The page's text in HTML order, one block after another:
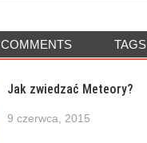
COMMENTS TAGS
Jak zwiedzać Meteory?
9 czerwca, 2015